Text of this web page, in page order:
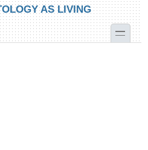
AS LIVING
toggle